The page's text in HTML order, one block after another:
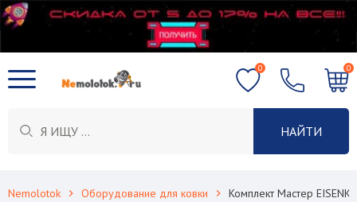
НАЙТИ
0 0
Nemolotok Оборудование для ковки Комплект Мастер